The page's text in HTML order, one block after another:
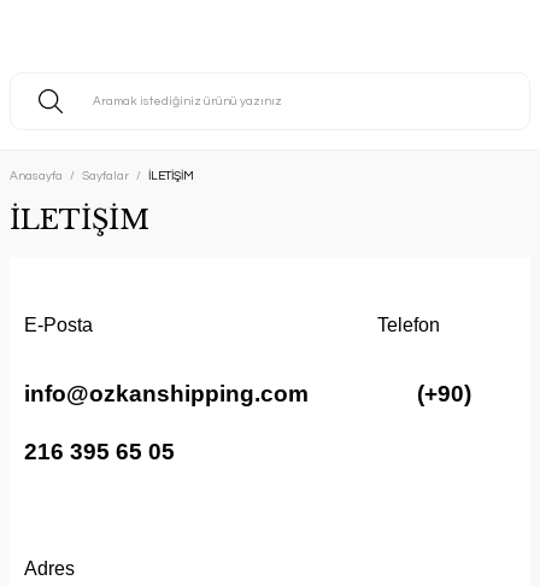
Anasayfa Sayfalar İLETİŞİM
İLETİŞİM
E-Posta Telefon
info@ozkanshipping.com (+90)
216 395 65 05
Adres